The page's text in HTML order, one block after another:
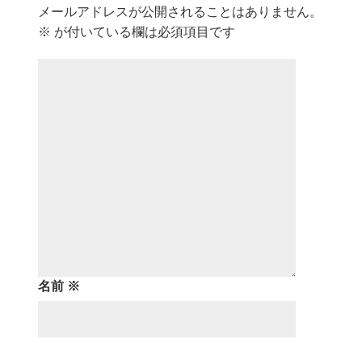
メールアドレスが公開されることはありません。
※ が付いている欄は必須項目です
名前 ※